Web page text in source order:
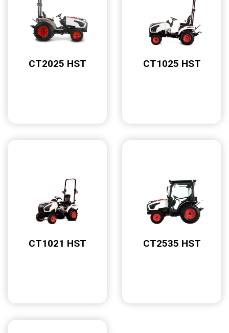
CT2025 HST CT1025 HST
CT1021 HST CT2535 HST